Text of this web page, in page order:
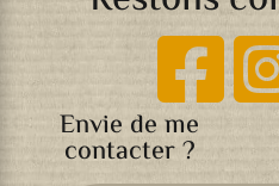

Envie de me
contacter ?